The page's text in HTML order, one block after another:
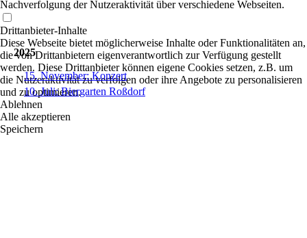
2025
15. November: Konzert
10. Juli: Biergarten Roßdorf
Nachverfolgung der Nutzeraktivität über verschiedene Webseiten.
Drittanbieter-Inhalte
Diese Webseite bietet möglicherweise Inhalte oder Funktionalitäten an,
die von Drittanbietern eigenverantwortlich zur Verfügung gestellt
werden. Diese Drittanbieter können eigene Cookies setzen, z.B. um
die Nutzeraktivität zu verfolgen oder ihre Angebote zu personalisieren
und zu optimieren.
Ablehnen
Alle akzeptieren
Speichern